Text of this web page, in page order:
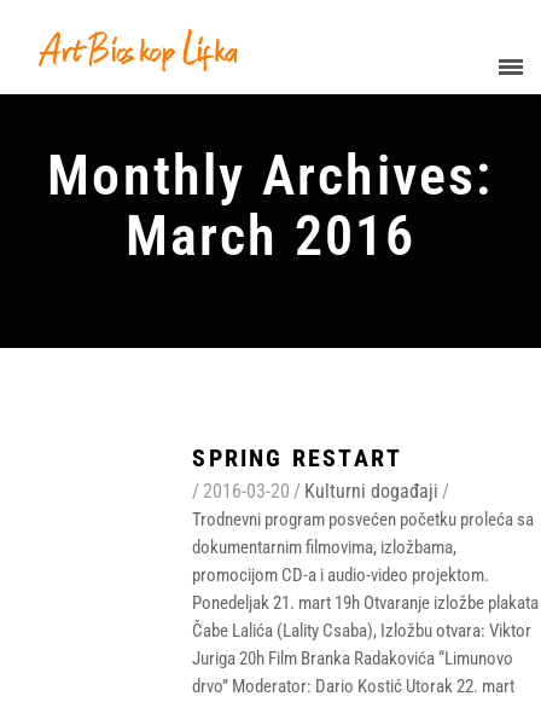
Monthly Archives:
March 2016
SPRING RESTART
/ 2016-03-20 / Kulturni događaji /
Trodnevni program posvećen početku proleća sa
dokumentarnim filmovima, izložbama,
promocijom CD-a i audio-video projektom.
Ponedeljak 21. mart 19h Otvaranje izložbe plakata
Čabe Lalića (Lality Csaba), Izložbu otvara: Viktor
Juriga 20h Film Branka Radakovića “Limunovo
drvo” Moderator: Dario Kostić Utorak 22. mart